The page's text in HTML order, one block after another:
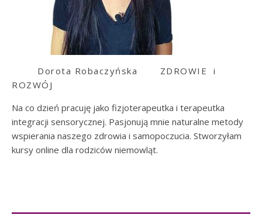
Dorota Robaczyńska ZDROWIE i
ROZWÓJ
Na co dzień pracuję jako fizjoterapeutka i terapeutka
integracji sensorycznej. Pasjonują mnie naturalne metody
wspierania naszego zdrowia i samopoczucia. Stworzyłam
kursy online dla rodziców niemowląt.